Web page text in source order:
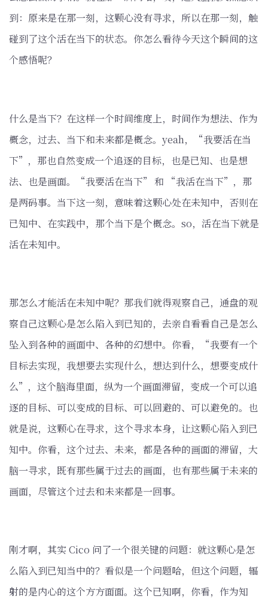
到：原来是在那一刻，这颗心没有寻求，所以在那一刻，触
碰到了这个活在当下的状态。你怎么看待今天这个瞬间的这
个感悟呢？
什么是当下？在这样一个时间维度上，时间作为想法、作为
概念，过去、当下和未来都是概念。yeah，“我要活在当
下”，那也自然变成一个追逐的目标，也是已知、也是想
法、也是画面。“我要活在当下” 和 “我活在当下”，那
是两码事。当下这一刻，意味着这颗心处在未知中，否则在
已知中、在实践中，那个当下是个概念。so，活在当下就是
活在未知中。
那怎么才能活在未知中呢？那我们就得观察自己，通盘的观
察自己这颗心是怎么陷入到已知的，去亲自看看自己是怎么
坠入到各种的画面中、各种的幻想中。你看，“我要有一个
目标去实现，我想要去实现什么，想达到什么，想要变成什
么”，这个脑海里面，纵为一个画面滞留，变成一个可以追
逐的目标、可以变成的目标、可以回避的、可以避免的。也
就是说，这颗心在寻求，这个寻求本身，让这颗心陷入到已
知中。你看，这个过去、未来，都是各种的画面的滞留，大
脑一寻求，既有那些属于过去的画面，也有那些属于未来的
画面，尽管这个过去和未来都是一回事。
刚才啊，其实 Cico 问了一个很关键的问题：就这颗心是怎
么陷入到已知当中的？看似是一个问题哈，但这个问题，辐
射的是内心的这个方方面面。这个已知啊，你看，作为知